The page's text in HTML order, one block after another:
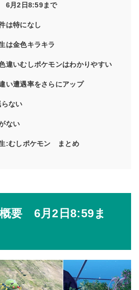
6月2日8:59まで
は特になし
は金色キラキラ
違いむしポケモンはわかりやすい
い遭遇率をさらにアップ
ない
ない
:むしポケモン まとめ
要 6月2日8:59ま